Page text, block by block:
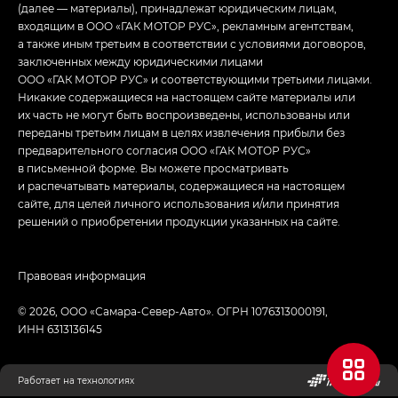
(далее — материалы), принадлежат юридическим лицам,
входящим в ООО «ГАК МОТОР РУС», рекламным агентствам,
а также иным третьим в соответствии с условиями договоров,
заключенных между юридическими лицами
ООО «ГАК МОТОР РУС» и соответствующими третьими лицами.
Никакие содержащиеся на настоящем сайте материалы или
их часть не могут быть воспроизведены, использованы или
переданы третьим лицам в целях извлечения прибыли без
предварительного согласия ООО «ГАК МОТОР РУС»
в письменной форме. Вы можете просматривать
и распечатывать материалы, содержащиеся на настоящем
сайте, для целей личного использования и/или принятия
решений о приобретении продукции указанных на сайте.
© 2026, ООО «Самара-Север-Авто». ОГРН 1076313000191,
ИНН 6313136145
Правовая информация
Работает на технологиях